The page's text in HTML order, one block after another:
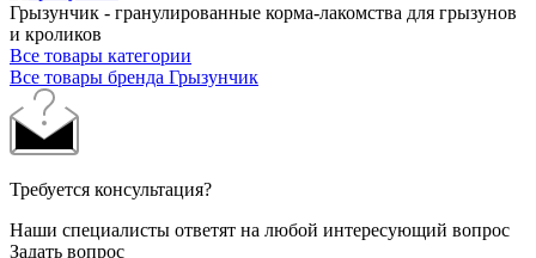
Грызунчик - гранулированные корма-лакомства для грызунов
и кроликов
Все товары категории
Все товары бренда Грызунчик
Требуется консультация?
Наши специалисты ответят на любой интересующий вопрос
Задать вопрос